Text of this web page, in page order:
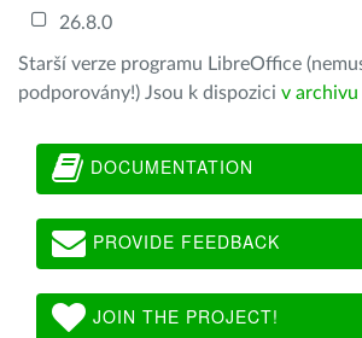
26.8.0
Starší verze programu LibreOffice
podporovány!) Jsou k dispozici v archivu
DOCUMENTATION
PROVIDE FEEDBACK
JOIN THE PROJECT!